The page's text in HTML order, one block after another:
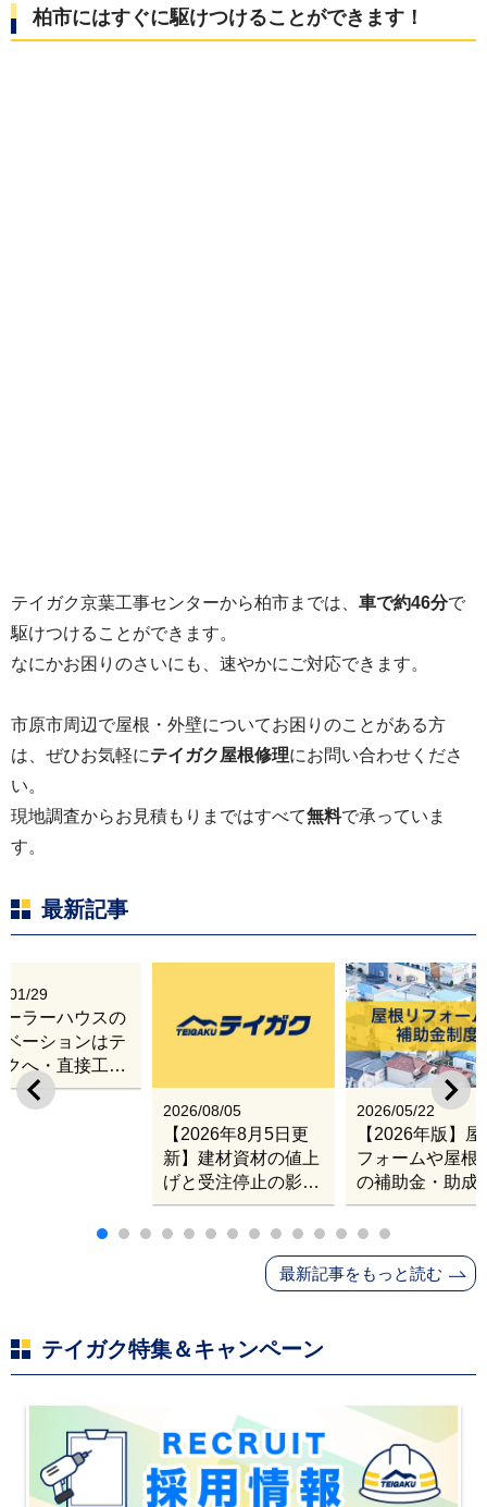
柏市にはすぐに駆けつけることができます！
テイガク京葉工事センターから柏市までは、 車で約46分で
駆けつけることができます。
なにかお困りのさいにも、速やかにご対応できます。
市原市周辺で屋根・外壁についてお困りのことがある方
は、ぜひお気軽にテイガク屋根修理にお問い合わせくださ
い。
現地調査からお見積もりまではすべて無料で承っていま
す。
最新記事
2026/08/05
【2026年8月5日更
新】建材資材の値上
げと受注停止の影響
｜塗料・屋根材・シ
ンナー・断熱材・ル
ーフィングの値上げ
と材料入手困難・出
2026/05/22
【2026年版】
フォームや屋根
の補助金・助成
業
01/29
ーラーハウスの
ベーションはテ
クへ・直接工事
張改修サービス
最新記事をもっと読む
テイガク特集＆キャンペーン